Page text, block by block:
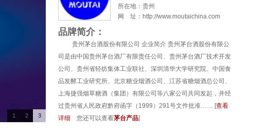
所在地： 贵州
网 址：http://www.moutaichina.com
品牌简介：
贵州茅台酒股份有限公司 企业简介 贵州茅台酒股份有限公
司是由中国贵州茅台酒厂有限责任公司、贵州茅台酒厂技术开发
公司、贵州省轻纺集体工业联社、深圳清华大学研究院、中国食
品发酵工业研究所、北京糖业烟酒公司、江苏省糖烟酒总公司、
上海捷强烟草糖酒（集团）有限公司等八家公司共同发起，并经
过贵州省人民政府黔府函字（1999）291号文件批准…… [查看
详细 您还可以查看茅台产品]
1 2 3